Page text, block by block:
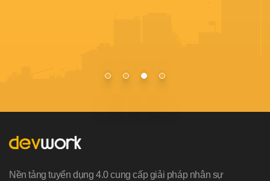
Nền tảng tuyển dụng 4.0 cung cấp giải pháp nhân sự